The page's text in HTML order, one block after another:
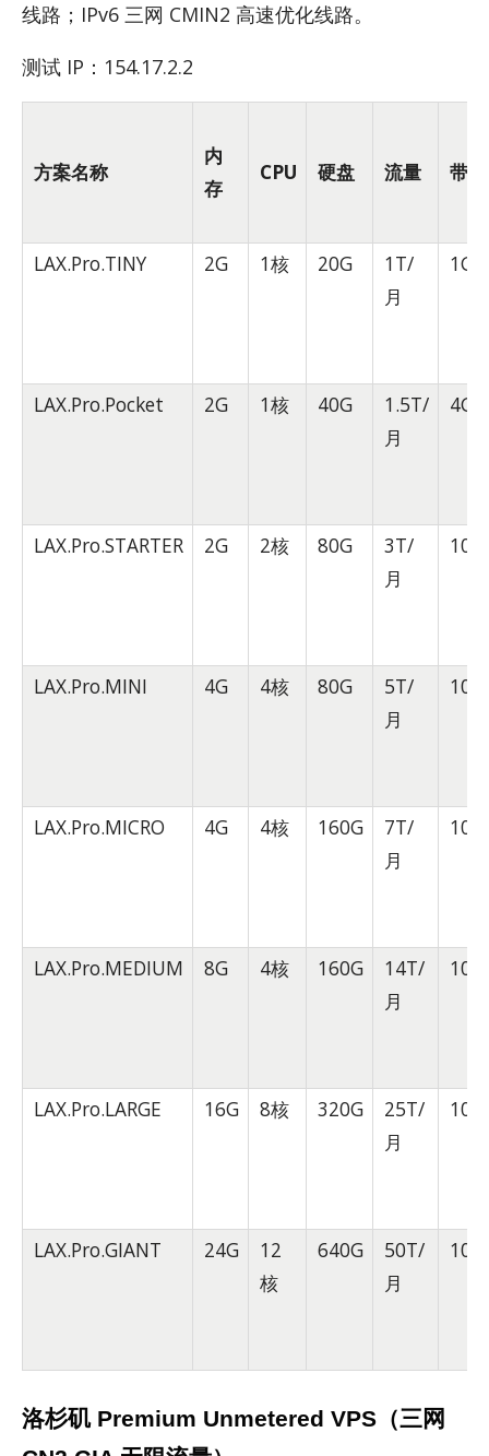
线路；IPv6 三网 CMIN2 高速优化线路。
测试 IP：154.17.2.2
方案名称
内
存
CPU 硬盘 流量 带宽
LAX.Pro.TINY 2G 1核 20G
1T/
月
LAX.Pro.Pocket 2G 1核 40G
1.5T/
月
LAX.Pro.STARTER 2G 2核 80G
3T/
月
LAX.Pro.MINI 4G 4核 80G
5T/
月
LAX.Pro.MICRO 4G 4核 160G
7T/
月
LAX.Pro.MEDIUM 8G 4核 160G
14T/
月
LAX.Pro.LARGE 16G 8核 320G
25T/
月
LAX.Pro.GIANT 24G
12
核
640G
50T/
月
洛杉矶 Premium Unmetered VPS（三网